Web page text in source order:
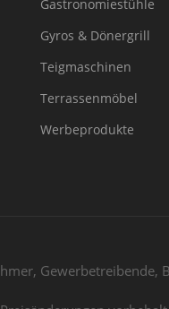
Gastronomiestühle
Gyros & Dönergrill
Teigmaschinen
Terrassenmöbel
Werbeprodukte